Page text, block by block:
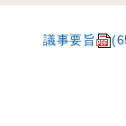
催) 議事要旨